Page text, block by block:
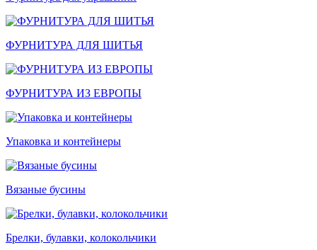
ФУРНИТУРА ДЛЯ ШИТЬЯ
ФУРНИТУРА ИЗ ЕВРОПЫ
Упаковка и контейнеры
Вязаные бусины
Брелки, булавки, колокольчики